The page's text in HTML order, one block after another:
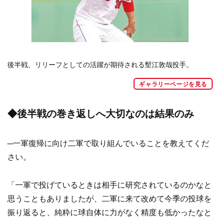
後半戦、リリーフとしての活躍が期待される塹江敦哉投手。
ギャラリーページを見る
◆後半戦の巻き返しへ大切なのは結果のみ
─一軍復帰に向け二軍で取り組んでいることを教えてくだ
さい。
「一軍で投げているときは相手に研究されているのかなと
思うこともありましたが、二軍に来て改めて今季の投球を
振り返ると、純粋に球自体に力がなく精度も低かったなと